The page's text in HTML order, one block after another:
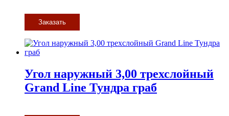
Заказать
Угол наружный 3,00 трехслойный
Grand Line Тундра граб